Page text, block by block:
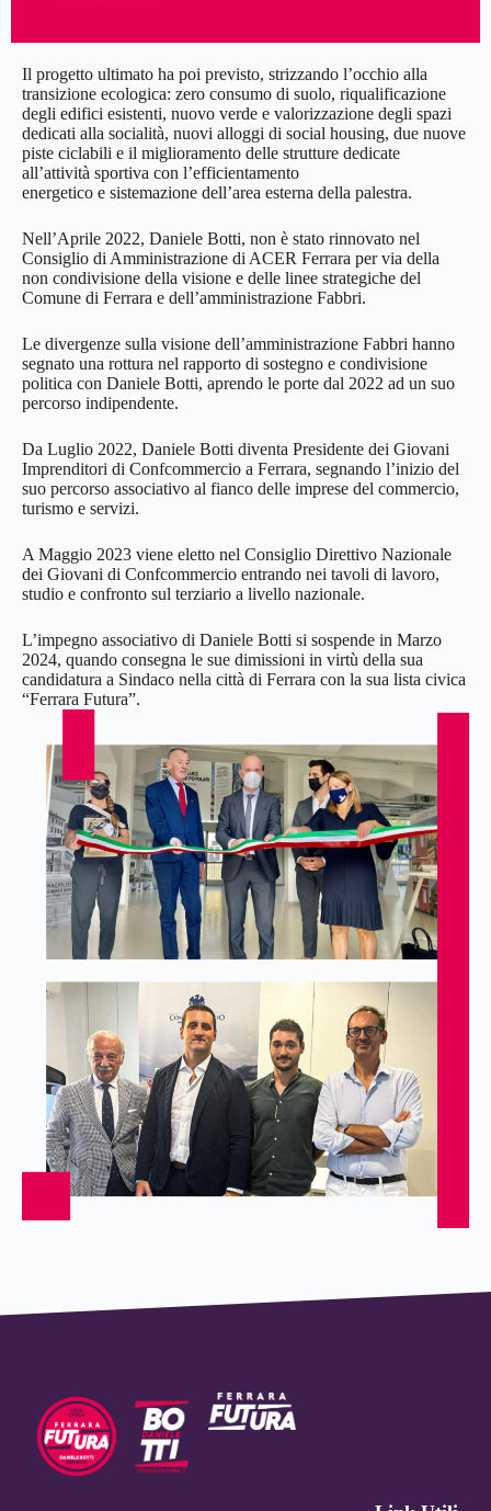
Il progetto ultimato ha poi previsto, strizzando l’occhio alla
transizione ecologica: zero consumo di suolo, riqualificazione
degli edifici esistenti, nuovo verde e valorizzazione degli spazi
dedicati alla socialità, nuovi alloggi di social housing, due nuove
piste ciclabili e il miglioramento delle strutture dedicate
all’attività sportiva con l’efficientamento
energetico e sistemazione dell’area esterna della palestra.
Nell’Aprile 2022, Daniele Botti, non è stato rinnovato nel
Consiglio di Amministrazione di ACER Ferrara per via della
non condivisione della visione e delle linee strategiche del
Comune di Ferrara e dell’amministrazione Fabbri.
Le divergenze sulla visione dell’amministrazione Fabbri hanno
segnato una rottura nel rapporto di sostegno e condivisione
politica con Daniele Botti, aprendo le porte dal 2022 ad un suo
percorso indipendente.
Da Luglio 2022, Daniele Botti diventa Presidente dei Giovani
Imprenditori di Confcommercio a Ferrara, segnando l’inizio del
suo percorso associativo al fianco delle imprese del commercio,
turismo e servizi.
A Maggio 2023 viene eletto nel Consiglio Direttivo Nazionale
dei Giovani di Confcommercio entrando nei tavoli di lavoro,
studio e confronto sul terziario a livello nazionale.
L’impegno associativo di Daniele Botti si sospende in Marzo
2024, quando consegna le sue dimissioni in virtù della sua
candidatura a Sindaco nella città di Ferrara con la sua lista civica
“Ferrara Futura”.